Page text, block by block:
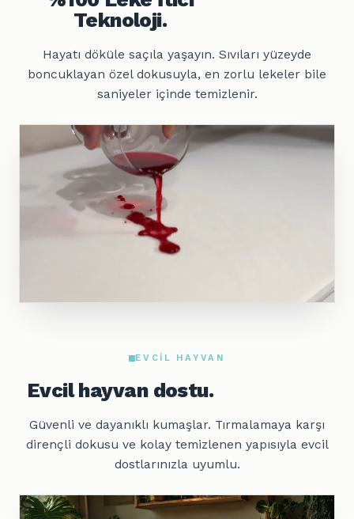
Teknoloji.
Hayatı döküle saçıla yaşayın. Sıvıları yüzeyde
boncuklayan özel dokusuyla, en zorlu lekeler bile
saniyeler içinde temizlenir.
EVCIL HAYVAN
Evcil hayvan dostu.
Güvenli ve dayanıklı kumaşlar. Tırmalamaya karşı
dirençli dokusu ve kolay temizlenen yapısıyla evcil
dostlarınızla uyumlu.